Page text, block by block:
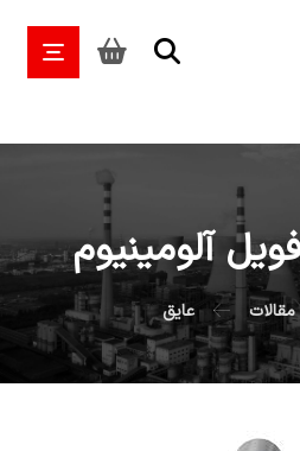
آلومینیوم
مقالات عایق